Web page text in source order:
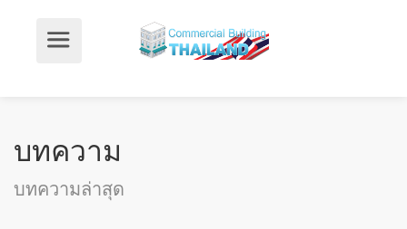
บทความ
บทความล่าสุด